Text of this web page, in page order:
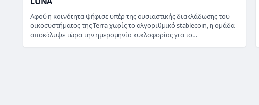
Αφού η κοινότητα ψήφισε υπέρ της ουσιαστικής διακλάδωσης του
οικοσυστήματος της Terra χωρίς το αλγοριθμικό stablecoin, η ομάδα
αποκάλυψε τώρα την ημερομηνία κυκλοφορίας για το…